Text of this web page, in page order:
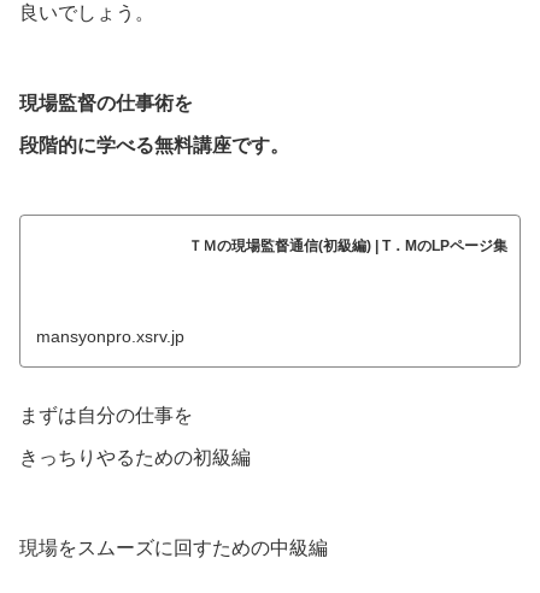
良いでしょう。
現場監督の仕事術を
段階的に学べる無料講座です。
ＴＭの現場監督通信(初級編) | T．MのLPページ集
mansyonpro.xsrv.jp
まずは自分の仕事を
きっちりやるための初級編
現場をスムーズに回すための中級編